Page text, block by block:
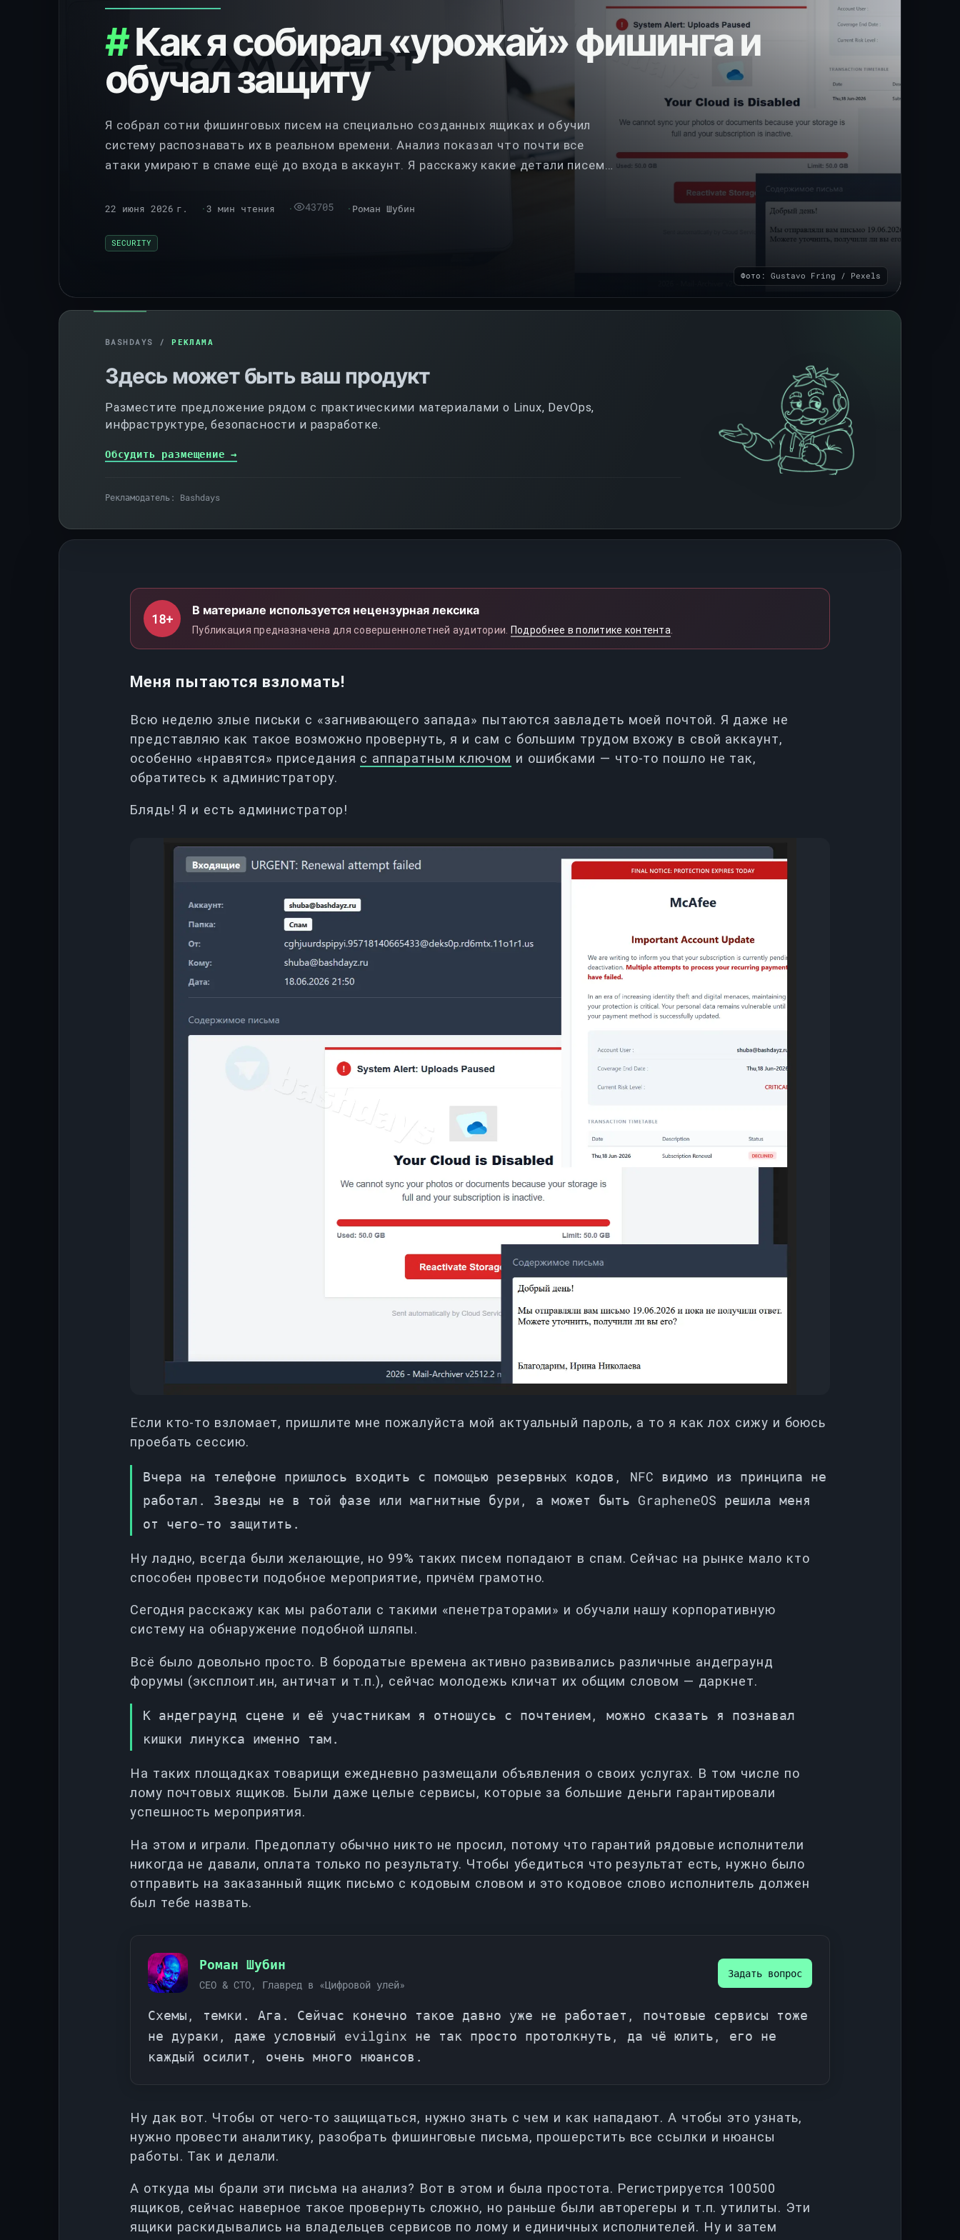
Фото: Gustavo Fring / Pexels
Как я собирал «урожай» фишинга и
обучал защиту
Я собрал сотни фишинговых писем на специально созданных ящиках и обучил
систему распознавать их в реальном времени. Анализ показал что почти все
атаки умирают в спаме ещё до входа в аккаунт. Я расскажу какие детали писем
Читай если хочешь превратить попытки хакеров в бесплатный источник
22 июня 2026 г. 3 мин чтения 43705 Роман Шубин
SECURITY
BASHDAYS / РЕКЛАМА
Здесь может быть ваш продукт
Разместите предложение рядом с практическими материалами о Linux, DevOps,
инфраструктуре, безопасности и разработке.
Обсудить размещение →
Рекламодатель: Bashdays
18+
В материале используется нецензурная лексика
Публикация предназначена для совершеннолетней аудитории. Подробнее в политике контента
Меня пытаются взломать!
Всю неделю злые письки с «загнивающего запада» пытаются завладеть моей почтой. Я даже не
представляю как такое возможно провернуть, я и сам с большим трудом вхожу в свой аккаунт,
особенно «нравятся» приседания с аппаратным ключом и ошибками — что-то пошло не так,
обратитесь к администратору.
Блядь! Я и есть администратор!
Если кто-то взломает, пришлите мне пожалуйста мой актуальный пароль, а то я как лох сижу и боюсь
проебать сессию.
Вчера на телефоне пришлось входить с помощью резервных кодов, NFC видимо из принципа не
работал. Звезды не в той фазе или магнитные бури, а может быть GrapheneOS решила меня
от чего-то защитить.
Ну ладно, всегда были желающие, но 99% таких писем попадают в спам. Сейчас на рынке мало кто
способен провести подобное мероприятие, причём грамотно.
Сегодня расскажу как мы работали с такими «пенетраторами» и обучали нашу корпоративную
систему на обнаружение подобной шляпы.
Всё было довольно просто. В бородатые времена активно развивались различные андеграунд
форумы (эксплоит.ин, античат и т.п.), сейчас молодежь кличат их общим словом — даркнет.
К андеграунд сцене и её участникам я отношусь с почтением, можно сказать я познавал
кишки линукса именно там.
На таких площадках товарищи ежедневно размещали объявления о своих услугах. В том числе по
лому почтовых ящиков. Были даже целые сервисы, которые за большие деньги гарантировали
успешность мероприятия.
На этом и играли. Предоплату обычно никто не просил, потому что гарантий рядовые исполнители
никогда не давали, оплата только по результату. Чтобы убедиться что результат есть, нужно было
отправить на заказанный ящик письмо с кодовым словом и это кодовое слово исполнитель должен
был тебе назвать.
Роман Шубин
CEO & CTO, Главред в «Цифровой улей»
Задать вопрос
Схемы, темки. Ага. Сейчас конечно такое давно уже не работает, почтовые сервисы тоже
не дураки, даже условный evilginx не так просто протолкнуть, да чё юлить, его не
каждый осилит, очень много нюансов.
Ну дак вот. Чтобы от чего-то защищаться, нужно знать с чем и как нападают. А чтобы это узнать,
нужно провести аналитику, разобрать фишинговые письма, прошерстить все ссылки и нюансы
работы. Так и делали.
А откуда мы брали эти письма на анализ? Вот в этом и была простота. Регистрируется 100500
ящиков, сейчас наверное такое провернуть сложно, но раньше были авторегеры и т.п. утилиты. Эти
ящики раскидывались на владельцев сервисов по лому и единичных исполнителей. Ну и затем